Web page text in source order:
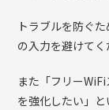
トラブルを防ぐ
の入力を避けてく
また「フリー
を強化したい」